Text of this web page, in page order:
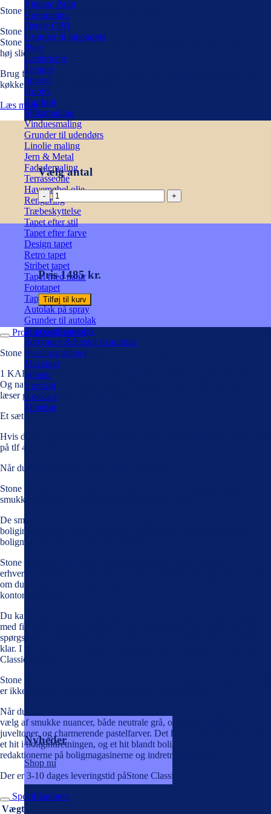
Vintage Paint
Vægmaling
Detale CPH
Grunder til indendørs
Pleje
Læderpleje
Tæpper
Spartel
Hobby
Værktøj
Silikatmaling
Vinduesmaling
Grunder til udendørs
Linolie maling
Jern & Metal
Fadademaling
Terrasseolie
Havemøbel olie
Rengøring
Træbeskyttelse
Tapet efter stil
Tapet efter farve
Design tapet
Retro tapet
Stribet tapet
Tapet med natur
Fototapet
Tapet værktøj
Autolak på spray
Grunder til autolak
Topcoat til autolak
Fortynder & hæder til autolak
Bambusgardiner
Maskiner
Stillads
Værktøj
Koskind
Tilbehør
Nyheder
Shop nu
Stone Classic i en elegant grøn: Iron Stone.
Stone Classic er en mere stærk og holdbar version af det populære
Stone Classic spartel, og kan bruges til overflader der har brug for en
høj slidstyrke.
Brug f.eks. Stone Classic spartel på gulve, i køkkenet på vægge og
køkkenbordplader og møbler.
Læs mere
Vælg antal
STONE
Classic
Spartel
-
Iron
Stone
antal
Pris 1485 kr.
Tilføj til kurv
Produktbeskrivelse
Stone Classic er IKKE egnet til vådrumszoner.
1 KABE STONE sæt indeholder primer, indfarvet spartel og topcoat.
Og naturligvis en udførlig brugsvejledning, som vi anbefaler er du
læser grundigt inden du går igang 🙂
Et sæt rækker til mellem 5-7 færdige kvadratmeter.
Hvis du er i tvivl eller har spørgsmål, er du velkommen til at ringe til os
på tlf 4636 1666 – så står vi klar med hjælp.
Når du køber Stone Classic, køber du dansk.
Stone Classic fås i 15 smukke nuancer, både neutrale grå, og dybe,
smukke gråtoner, og den charmerende Rose Cloud.
De smukke overflader har på kort tid gjort Stone Classic til et hit i
boligindretningen, og et hit blandt boligstylister, og redaktionerne på
boligmagasinerne og indretningssiderne.
Stone Classic er et oplagt valg til stemningsfuld og eksklusiv
erhvervsindretning, og skaber en lækker, stemningsmættet stil, uanset
om du vælger at bruge det i mødelokaler, receptionen eller
kontorlandskabet.
Du kan bruge Stone Classic spartel på gips, pudsede vægge, vægge
med filt og på malede vægge. Du er velkommen til at ringe med dine
spørgsmål på tlf 4636 1666 – her står vores faguddannede personale
klar. I butikken kan du også se opstrøgs- og farveprøver på alle Stone
Classic farverne.
Stone Classic kan bruges i alle boligens rum, til møbler og gulve, men
er ikke egnet til de våde/fugtige områder i badeværelset.
Når du køber Stone Classic, køber du dansk. Stone Classic fås i et
vælg af smukke nuancer, både neutrale grå, og dybe, smukke
juveltoner, og charmerende pastelfarver. Det har gjortStone Classic til
et hit i boligindretningen, og et hit blandt boligstylister, og
redaktionerne på boligmagasinerne og indretningssiderne.
Der er 3-10 dages leveringstid påStone Classic spartel.
Specifikationer
Vægt